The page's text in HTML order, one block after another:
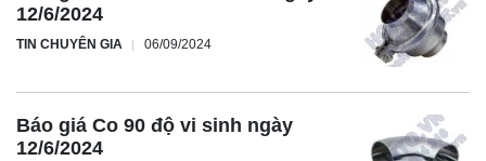
12/6/2024
TIN CHUYÊN GIA 06/09/2024
Báo giá Co 90 độ vi sinh ngày
12/6/2024